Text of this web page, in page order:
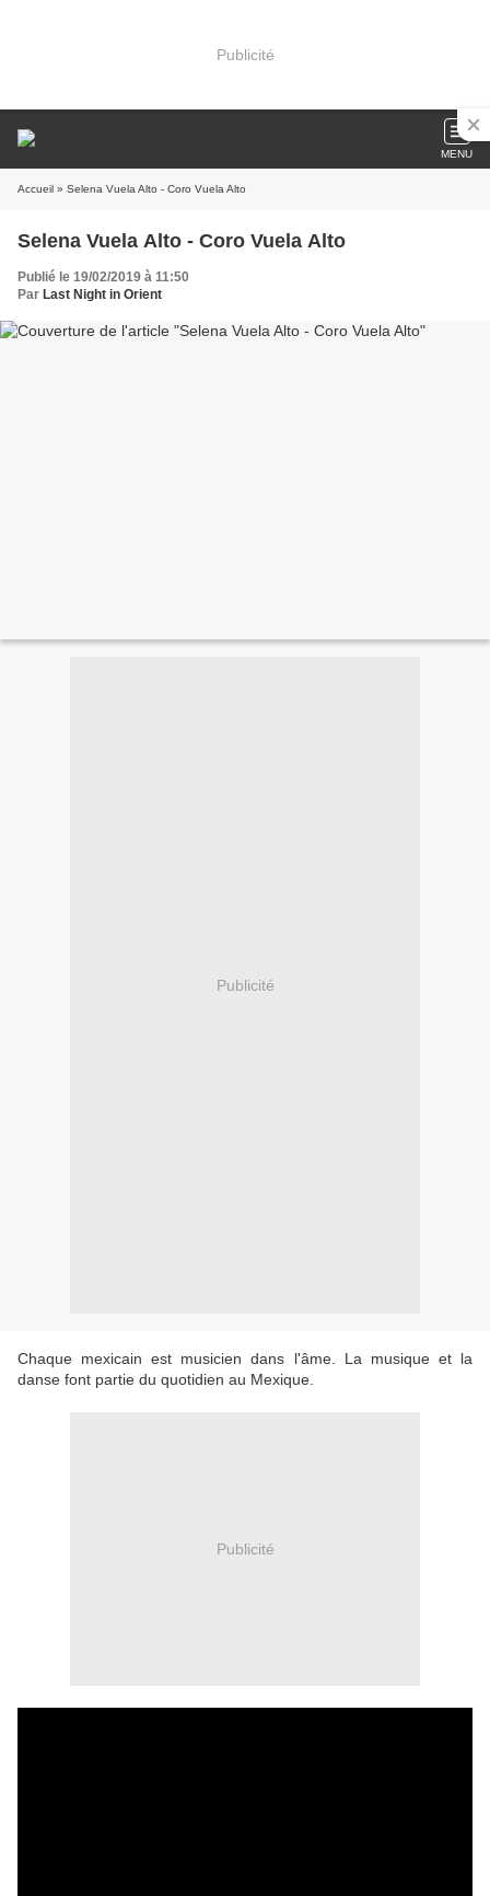
Publicité
MENU
Accueil » Selena Vuela Alto - Coro Vuela Alto
Selena Vuela Alto - Coro Vuela Alto
Publié le 19/02/2019 à 11:50
Par Last Night in Orient
Publicité
Chaque mexicain est musicien dans l'âme. La musique et la
danse font partie du quotidien au Mexique.
Publicité